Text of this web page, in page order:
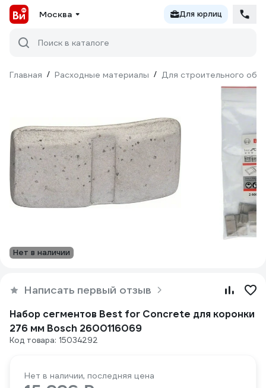
Москва Для юрлиц
Поиск в каталоге
Главная / Расходные материалы / Для строительного
Нет в наличии
Написать первый отзыв
Набор сегментов Best for Concrete для коронки
276 мм Bosch 2600116069
Код товара: 15034292
Нет в наличии, последняя цена